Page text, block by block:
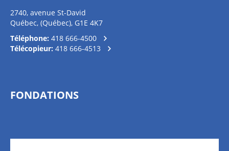
2740, avenue St-David
Québec, (Québec), G1E 4K7
Téléphone: 418 666-4500
Télécopieur: 418 666-4513
FONDATIONS